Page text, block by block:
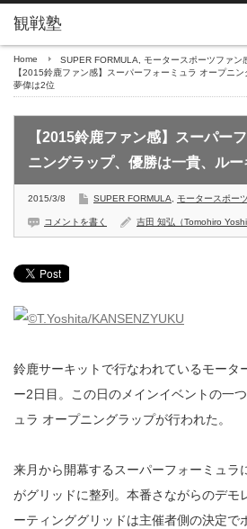
Home SUPER FORMULA
モータースポーツファン
【2015鈴鹿ファン感】スーパーフォーミュラ オープニ
夢偉は2位
【2015鈴鹿ファン感】スーパー
ニングラップ、優勝は一貴、ル
2015/3/8 SUPER FORMULA モータースポー
コメントを書く 吉田 知弘（Tomohiro
鈴鹿サーキットで行なわれているモータ
ー2日目。この日のメインイベントの一
ュラ オープニングラップが行われた。
来月から開幕するスーパーフォーミュラ
がグリッドに整列。本番さながらのデモ
ーティンググリッドは主催者側の決定で